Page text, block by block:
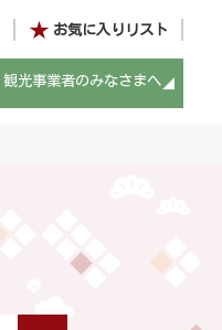
お気に入りリスト
観光事業者のみなさまへ